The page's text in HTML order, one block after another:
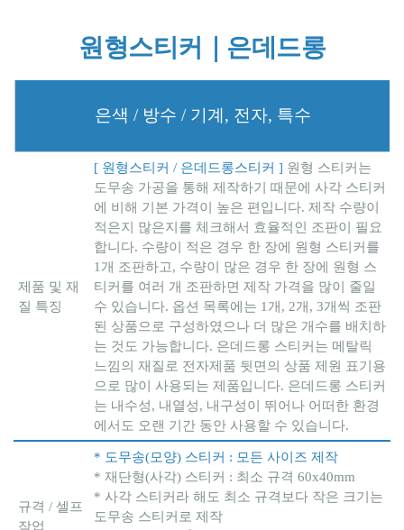
원형스티커｜은데드롱
은색 / 방수 / 기계, 전자, 특수
제품 및 재
질 특징
[ 원형스티커 / 은데드롱스티커 ] 원형 스티커는
도무송 가공을 통해 제작하기 때문에 사각 스티커
에 비해 기본 가격이 높은 편입니다. 제작 수량이
적은지 많은지를 체크해서 효율적인 조판이 필요
합니다. 수량이 적은 경우 한 장에 원형 스티커를
1개 조판하고, 수량이 많은 경우 한 장에 원형 스
티커를 여러 개 조판하면 제작 가격을 많이 줄일
수 있습니다. 옵션 목록에는 1개, 2개, 3개씩 조판
된 상품으로 구성하였으나 더 많은 개수를 배치하
는 것도 가능합니다. 은데드롱 스티커는 메탈릭
느낌의 재질로 전자제품 뒷면의 상품 제원 표기용
으로 많이 사용되는 제품입니다. 은데드롱 스티커
는 내수성, 내열성, 내구성이 뛰어나 어떠한 환경
에서도 오랜 기간 동안 사용할 수 있습니다.
규격 / 셀프
작업
* 도무송(모양) 스티커 : 모든 사이즈 제작
* 재단형(사각) 스티커 : 최소 규격 60x40mm
* 사각 스티커라 해도 최소 규격보다 작은 크기는
도무송 스티커로 제작